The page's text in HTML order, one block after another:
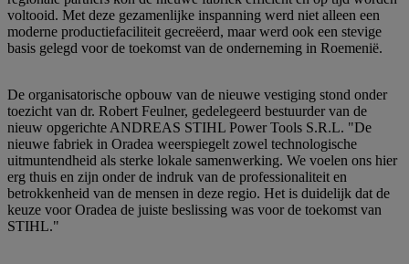
voltooid. Met deze gezamenlijke inspanning werd niet alleen een
moderne productiefaciliteit gecreëerd, maar werd ook een stevige
basis gelegd voor de toekomst van de onderneming in Roemenië.
De organisatorische opbouw van de nieuwe vestiging stond onder
toezicht van dr. Robert Feulner, gedelegeerd bestuurder van de
nieuw opgerichte ANDREAS STIHL Power Tools S.R.L. "De
nieuwe fabriek in Oradea weerspiegelt zowel technologische
uitmuntendheid als sterke lokale samenwerking. We voelen ons hier
erg thuis en zijn onder de indruk van de professionaliteit en
betrokkenheid van de mensen in deze regio. Het is duidelijk dat de
keuze voor Oradea de juiste beslissing was voor de toekomst van
STIHL."